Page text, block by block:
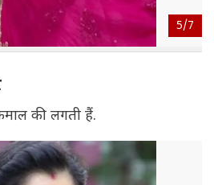
5/7
की लगती हैं.